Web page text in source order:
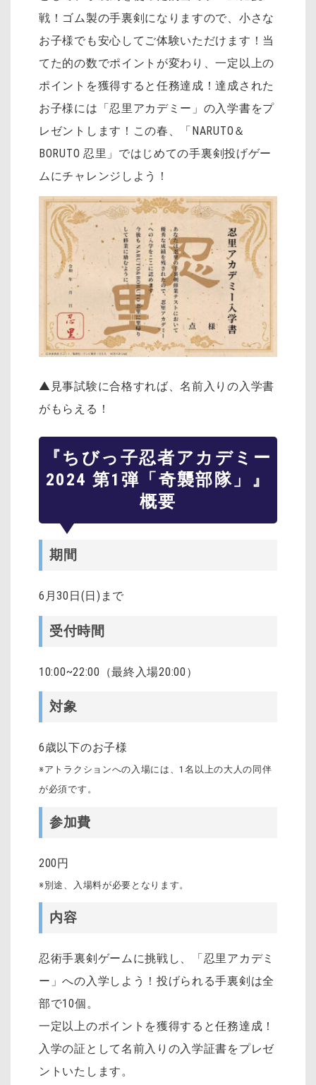
戦！ゴム製の手裏剣になりますので、小さな
お子様でも安心してご体験いただけます！当
てた的の数でポイントが変わり、一定以上の
ポイントを獲得すると任務達成！達成された
お子様には「忍里アカデミー」の入学書をプ
レゼントします！この春、「NARUTO＆
BORUTO 忍里」ではじめての手裏剣投げゲー
ムにチャレンジしよう！
▲見事試験に合格すれば、名前入りの入学書
がもらえる！
『ちびっ子忍者アカデミー
2024 第1弾「奇襲部隊」』
概要
期間
6月30日(日)まで
受付時間
10:00~22:00（最終入場20:00）
対象
6歳以下のお子様
※アトラクションへの入場には、1名以上の大人の同伴
が必須です。
参加費
200円
※別途、入場料が必要となります。
内容
忍術手裏剣ゲームに挑戦し、「忍里アカデミ
ー」への入学しよう！投げられる手裏剣は全
部で10個。
一定以上のポイントを獲得すると任務達成！
入学の証として名前入りの入学証書をプレゼ
ントいたします。